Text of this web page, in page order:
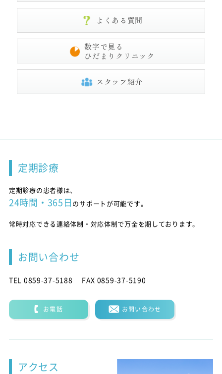
よくある質問
数字で見る
ひだまりクリニック
スタッフ紹介
定期診療
定期診療の患者様は、
24時間・365日 のサポートが可能です。
常時対応できる連絡体制・対応体制で万全を期しております。
お問い合わせ
TEL 0859-37-5188 FAX 0859-37-5190
お電話 お問い合わせ
アクセス